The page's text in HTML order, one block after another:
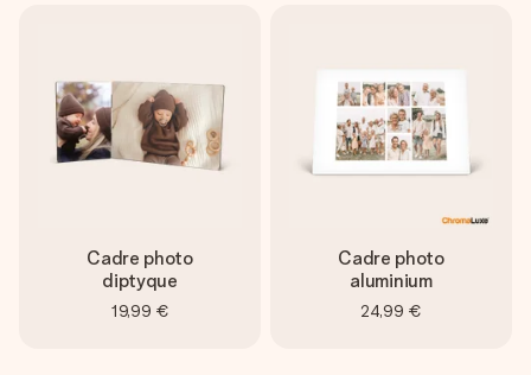
Cadre photo
diptyque
19,99 €
Cadre photo
aluminium
24,99 €